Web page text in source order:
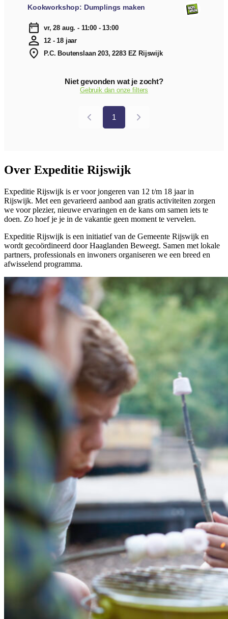
Over Expeditie Rijswijk
Expeditie Rijswijk is er voor jongeren van 12 t/m 18 jaar in
Rijswijk. Met een gevarieerd aanbod aan gratis activiteiten zorgen
we voor plezier, nieuwe ervaringen en de kans om samen iets te
doen. Zo hoef je je in de vakantie geen moment te vervelen.
Expeditie Rijswijk is een initiatief van de Gemeente Rijswijk en
wordt gecoördineerd door Haaglanden Beweegt. Samen met lokale
partners, professionals en inwoners organiseren we een breed en
afwisselend programma.